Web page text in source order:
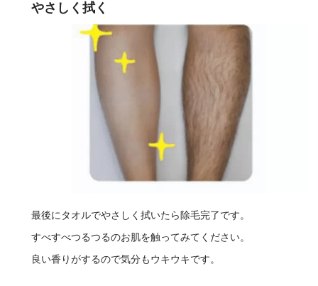
やさしく拭く
最後にタオルでやさしく拭いたら除毛完了です。
すべすべつるつるのお肌を触ってみてください。
良い香りがするので気分もウキウキです。